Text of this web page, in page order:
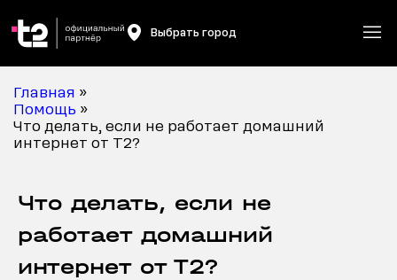
Выбрать город
Главная »
Помощь »
Что делать, если не работает домашний
интернет от Т2?
Что делать, если не
работает домашний
интернет от Т2?